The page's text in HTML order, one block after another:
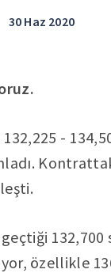
30 Haz 2020
-
özellikle